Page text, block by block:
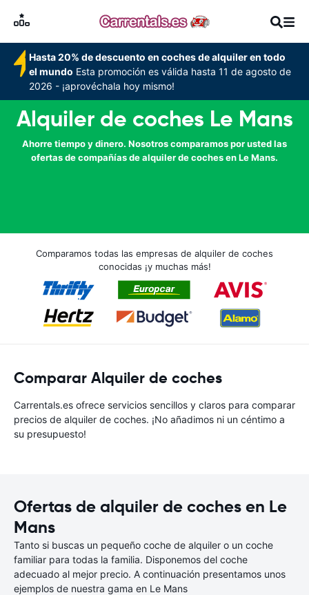
Hasta 20% de descuento en coches de alquiler en todo
el mundo Esta promoción es válida hasta 11 de agosto de
2026 - ¡aprovéchala hoy mismo!
Alquiler de coches Le Mans
Ahorre tiempo y dinero. Nosotros comparamos por usted las
ofertas de compañías de alquiler de coches en Le Mans.
Comparamos todas las empresas de alquiler de coches
conocidas ¡y muchas más!
Comparar Alquiler de coches
Carrentals.es ofrece servicios sencillos y claros para comparar
precios de alquiler de coches. ¡No añadimos ni un céntimo a
su presupuesto!
Ofertas de alquiler de coches en Le
Mans
Tanto si buscas un pequeño coche de alquiler o un coche
familiar para todas la familia. Disponemos del coche
adecuado al mejor precio. A continuación presentamos unos
ejemplos de nuestra gama en Le Mans